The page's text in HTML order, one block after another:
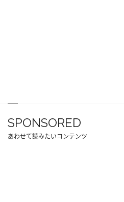
SPONSORED
あわせて読みたいコンテンツ